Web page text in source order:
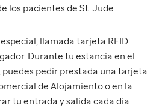
los pacientes de St. Jude.
llamada tarjeta RFID
Durante tu estancia en el
pedir prestada una tarjeta
de Alojamiento o en la
tu entrada y salida cada día.